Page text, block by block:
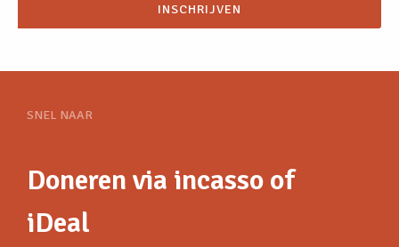
INSCHRIJVEN
SNEL NAAR
Doneren via incasso of
iDeal